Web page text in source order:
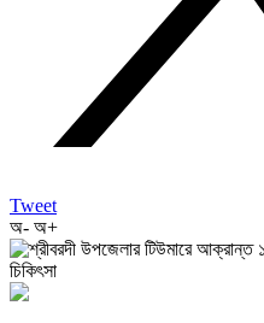
Tweet
অ- অ+